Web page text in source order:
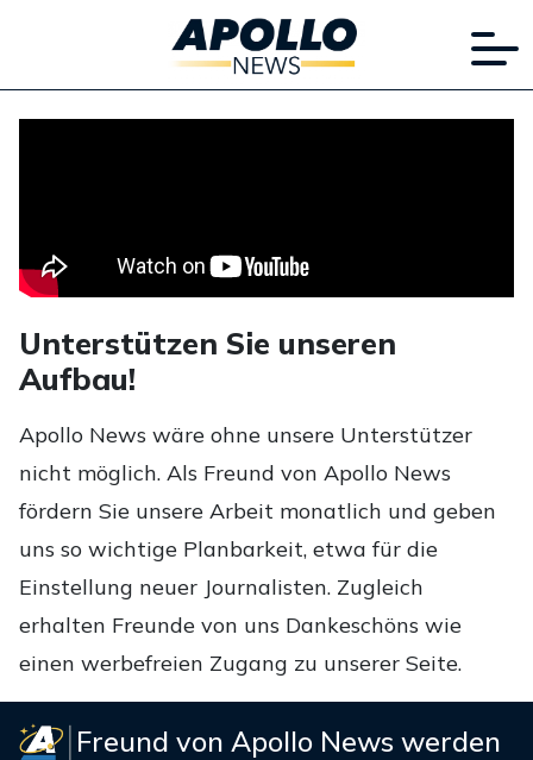
Unterstützen Sie unseren
Aufbau!
Apollo News wäre ohne unsere Unterstützer
nicht möglich. Als Freund von Apollo News
fördern Sie unsere Arbeit monatlich und geben
uns so wichtige Planbarkeit, etwa für die
Einstellung neuer Journalisten. Zugleich
erhalten Freunde von uns Dankeschöns wie
einen werbefreien Zugang zu unserer Seite.
Freund von Apollo News werden